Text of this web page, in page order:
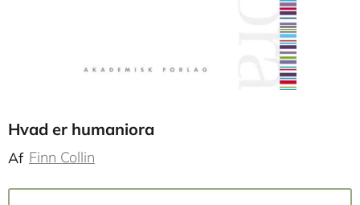
Hvad er humaniora
Af Finn Collin